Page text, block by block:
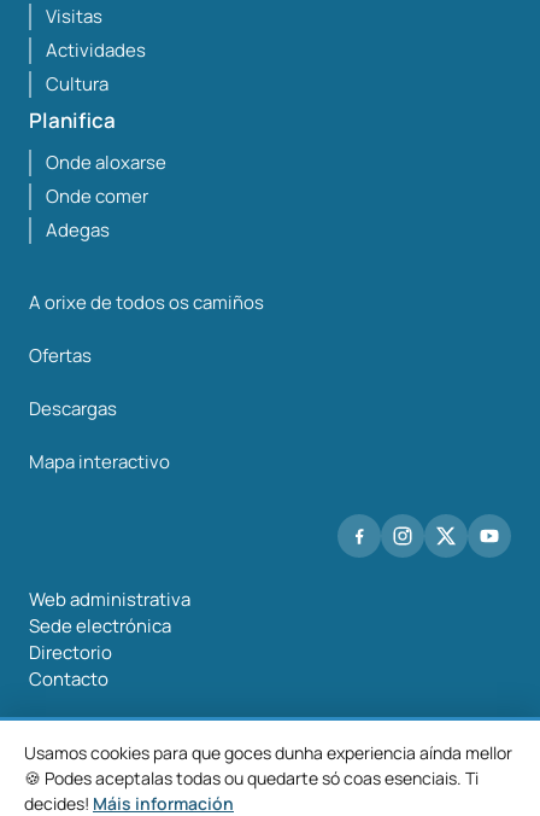
Visitas
Actividades
Cultura
Planifica
Onde aloxarse
Onde comer
Adegas
A orixe de todos os camiños
Ofertas
Descargas
Mapa interactivo
Web administrativa
Sede electrónica
Directorio
Contacto
©2026 Mancomunidade O Salnés
Usamos cookies para que goces dunha experiencia aínda mellor
🍪 Podes aceptalas todas ou quedarte só coas esenciais. Ti
decides! Máis información